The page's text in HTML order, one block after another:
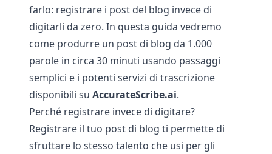
farlo: registrare i post del blog invece di
digitarli da zero. In questa guida vedremo
come produrre un post di blog da 1.000
parole in circa 30 minuti usando passaggi
semplici e i potenti servizi di trascrizione
disponibili su AccurateScribe.ai.
Perché registrare invece di digitare?
Registrare il tuo post di blog ti permette di
sfruttare lo stesso talento che usi per gli